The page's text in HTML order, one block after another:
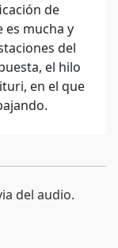
de
mucha y
del
el hilo
en el que